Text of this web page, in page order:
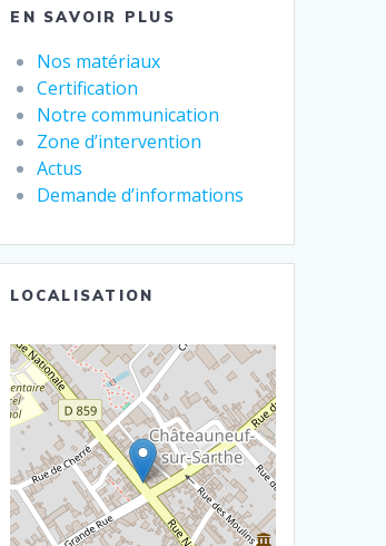
EN SAVOIR PLUS
Nos matériaux
Certification
Notre communication
Zone d’intervention
Actus
Demande d’informations
LOCALISATION